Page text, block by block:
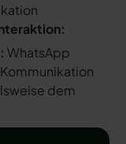
WhatsApp
dem